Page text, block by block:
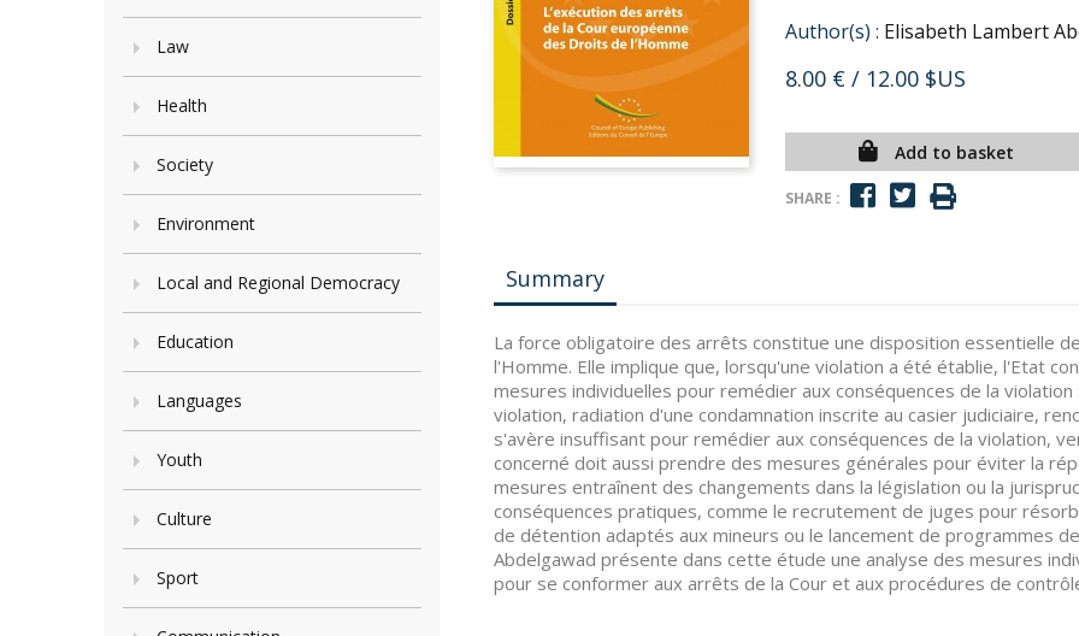
Law
Health
Society
Environment
Local and Regional Democracy
Education
Languages
Youth
Culture
Sport
Author(s) : Elisabeth Lambert
8.00 € / 12.00 $US
Add to basket
SHARE :
Summary
La force obligatoire des arrêts constitue une disposition essentielle
l'Homme. Elle implique que, lorsqu'une violation a été établie, l'Etat
mesures individuelles pour remédier aux conséquences de la
violation, radiation d'une condamnation inscrite au casier judiciaire,
s'avère insuffisant pour remédier aux conséquences de la violation,
concerné doit aussi prendre des mesures générales pour éviter la
mesures entraînent des changements dans la législation ou la
conséquences pratiques, comme le recrutement de juges pour
de détention adaptés aux mineurs ou le lancement de programmes
Abdelgawad présente dans cette étude une analyse des mesures
pour se conformer aux arrêts de la Cour et aux procédures de